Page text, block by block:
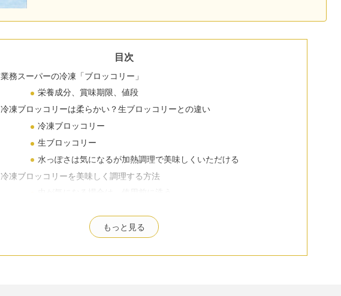
目次
業務スーパーの冷凍「ブロッコリー」
栄養成分、賞味期限、値段
冷凍ブロッコリーは柔らかい？生ブロッコリーとの違い
冷凍ブロッコリー
生ブロッコリー
水っぽさは気になるが加熱調理で美味しくいただける
冷凍ブロッコリーを美味しく調理する方法
冷凍ブロッコリーを使ったレシピ紹介
和洋中にアレンジも可能！「ブロッコリーのかきたまスープ」
もっと見る